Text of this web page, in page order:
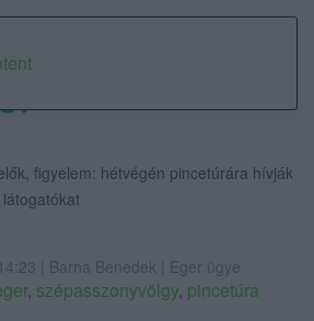
figyelem: hétvégén pincetúrára hívják
| Barna Benedek | Eger ügye
, szépasszonyvölgy, pincetúra